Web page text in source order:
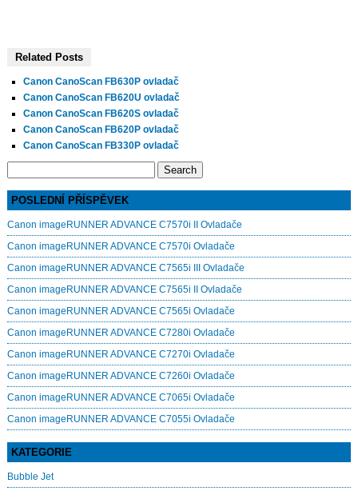
Related Posts
Canon CanoScan FB630P ovladač
Canon CanoScan FB620U ovladač
Canon CanoScan FB620S ovladač
Canon CanoScan FB620P ovladač
Canon CanoScan FB330P ovladač
POSLEDNÍ PŘÍSPĚVEK
Canon imageRUNNER ADVANCE C7570i II Ovladače
Canon imageRUNNER ADVANCE C7570i Ovladače
Canon imageRUNNER ADVANCE C7565i III Ovladače
Canon imageRUNNER ADVANCE C7565i II Ovladače
Canon imageRUNNER ADVANCE C7565i Ovladače
Canon imageRUNNER ADVANCE C7280i Ovladače
Canon imageRUNNER ADVANCE C7270i Ovladače
Canon imageRUNNER ADVANCE C7260i Ovladače
Canon imageRUNNER ADVANCE C7065i Ovladače
Canon imageRUNNER ADVANCE C7055i Ovladače
KATEGORIE
Bubble Jet